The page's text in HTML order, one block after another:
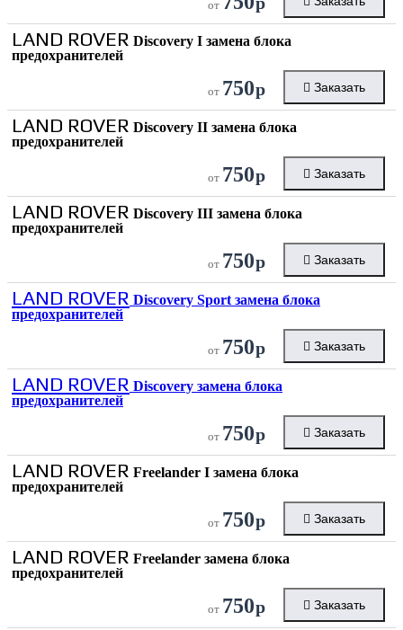
от
LAND ROVER Discovery I замена блока
предохранителей
от 750р Заказать
LAND ROVER Discovery II замена блока
предохранителей
от 750р Заказать
LAND ROVER Discovery III замена блока
предохранителей
от 750р Заказать
LAND ROVER Discovery Sport замена блока
предохранителей
от 750р Заказать
LAND ROVER Discovery замена блока
предохранителей
от 750р Заказать
LAND ROVER Freelander I замена блока
предохранителей
от 750р Заказать
LAND ROVER Freelander замена блока
предохранителей
от 750р Заказать